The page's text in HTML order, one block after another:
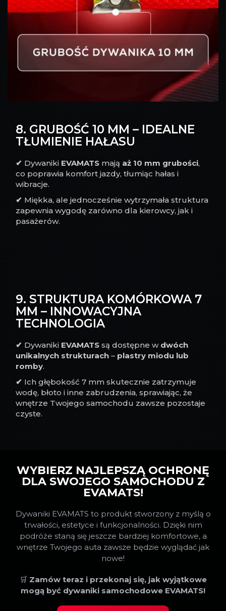
8. GRUBOŚĆ 10 MM – IDEALNE
TŁUMIENIE HAŁASU
✔ Dywaniki EVAMATS mają aż 10 mm grubości,
co poprawia komfort jazdy, tłumiąc hałas i
wibracje.
✔ Miękka, ale jednocześnie wytrzymała struktura
zapewnia wygodę zarówno dla kierowcy, jak i
pasażerów.
9. STRUKTURA KOMÓRKOWA 7
MM – INNOWACYJNA
TECHNOLOGIA
✔ Dywaniki EVAMATS są dostępne w dwóch
unikalnych strukturach – plastry miodu lub
romby.
✔ Ich głębokość 7 mm skutecznie zatrzymuje
wodę, błoto i inne zabrudzenia, sprawiając, że
wnętrze Twojego samochodu zawsze pozostaje
czyste.
WYBIERZ NAJLEPSZĄ OCHRONĘ
DLA SWOJEGO SAMOCHODU Z
EVAMATS!
Dywaniki EVAMATS to produkt stworzony z myślą o
trwałości, estetyce i funkcjonalności. Dzięki nim
podróże staną się jeszcze bardziej komfortowe, a
wnętrze Twojego auta zawsze będzie wyglądać jak
nowe!
🛒 Zamów teraz i przekonaj się, jak wyjątkowe
mogą być dywaniki samochodowe EVAMATS!